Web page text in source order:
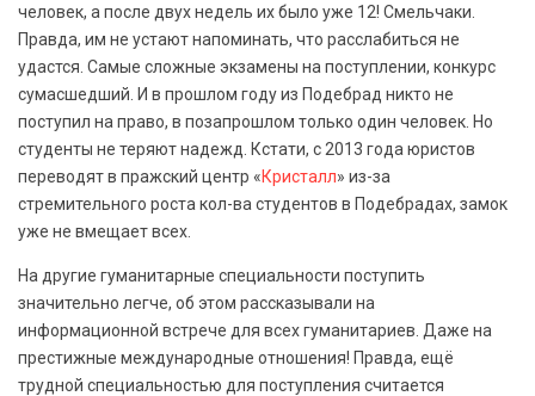
человек, а после двух недель их было уже 12! Смельчаки.
Правда, им не устают напоминать, что расслабиться не
удастся. Самые сложные экзамены на поступлении, конкурс
сумасшедший. И в прошлом году из Подебрад никто не
поступил на право, в позапрошлом только один человек. Но
студенты не теряют надежд. Кстати, с 2013 года юристов
переводят в пражский центр «Кристалл» из-за
стремительного роста кол-ва студентов в Подебрадах, замок
уже не вмещает всех.
На другие гуманитарные специальности поступить
значительно легче, об этом рассказывали на
информационной встрече для всех гуманитариев. Даже на
престижные международные отношения! Правда, ещё
трудной специальностью для поступления считается